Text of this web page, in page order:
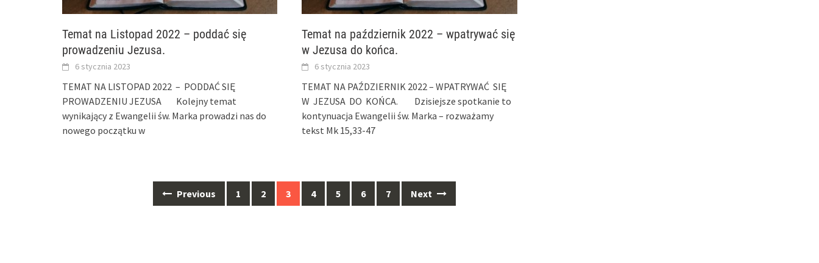
Temat na Listopad 2022 – poddać się
prowadzeniu Jezusa.
6 stycznia 2023
TEMAT NA LISTOPAD 2022 – PODDAĆ SIĘ
PROWADZENIU JEZUSA Kolejny temat
wynikający z Ewangelii św. Marka prowadzi nas do
nowego początku w
Temat na październik 2022 – wpatrywać się
w Jezusa do końca.
6 stycznia 2023
TEMAT NA PAŹDZIERNIK 2022 – WPATRYWAĆ SIĘ
W JEZUSA DO KOŃCA. Dzisiejsze spotkanie to
kontynuacja Ewangelii św. Marka – rozważamy
tekst Mk 15,33-47
Previous 1 2 3 4 5 6 7 Next